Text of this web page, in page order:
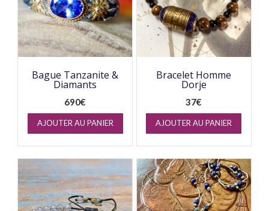
Bague Tanzanite &
Diamants
690€
AJOUTER AU PANIER
Bracelet Homme
Dorje
37€
AJOUTER AU PANIER